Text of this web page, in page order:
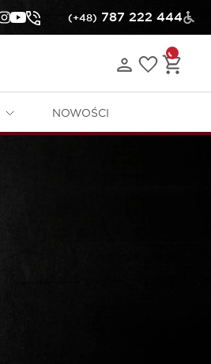
(+48) 787 222 444
NOWOŚCI